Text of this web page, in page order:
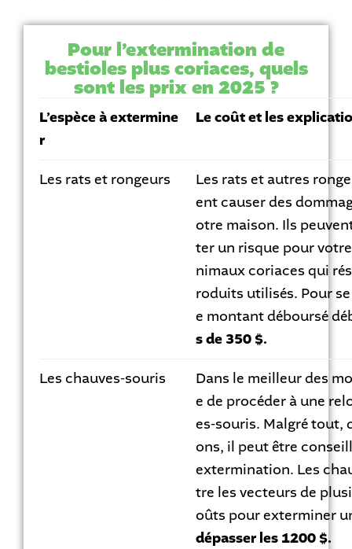
Pour l’extermination de
bestioles plus coriaces, quels
sont les prix en 2025 ?
L’espèce à extermine
r
Le coût et les
Les rats et rongeurs
Les rats et autres
ent causer des
otre maison. Ils
ter un risque pour
nimaux coriaces qui
roduits utilisés. Pour
e montant déboursé
s de 350 $.
Les chauves-souris
Dans le meilleur des
e de procéder à une
es-souris. Malgré tout,
ons, il peut être
extermination. Les
tre les vecteurs de
oûts pour exterminer
dépasser les 1200 $.